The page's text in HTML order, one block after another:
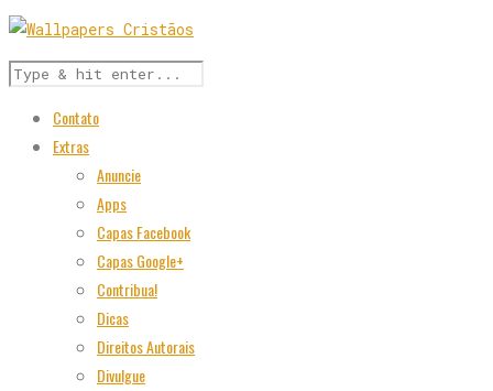
Contato
Extras
Anuncie
Apps
Capas Facebook
Capas Google+
Contribua!
Dicas
Direitos Autorais
Divulgue